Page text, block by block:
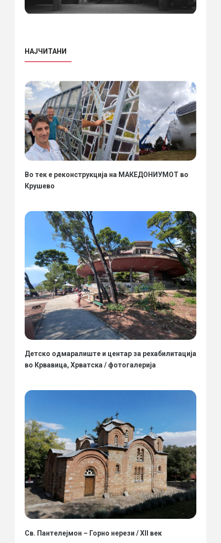
НАЈЧИТАНИ
Во тек е реконструкција на МАКЕДОНИУМОТ во
Крушево
Детско одмаралиште и центар за рехабилитација
во Крвавица, Хрватска / фотогалерија
Св. Пантелејмон – Горно нерези / XII век